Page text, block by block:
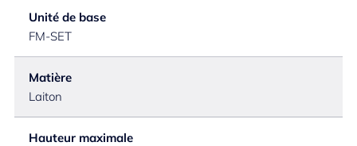
Unité de base
FM-SET
Matière
Laiton
Hauteur maximale